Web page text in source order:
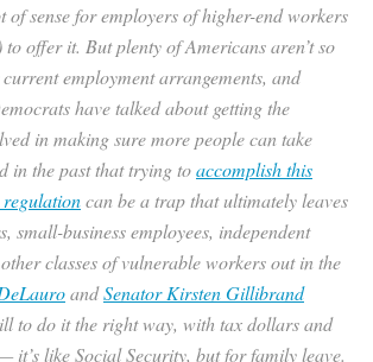
of sense for employers of higher-end workers
offer it. But plenty of Americans aren’t so
employment arrangements, and
have talked about getting the
in making sure more people can take
in the past that trying toaccomplish this
can be a trap that ultimately leaves
small-business employees, independent
classes of vulnerable workers out in the
andSenator Kirsten Gillibrand
to do it the right way, with tax dollars and
it’s like Social Security, but for family leave.